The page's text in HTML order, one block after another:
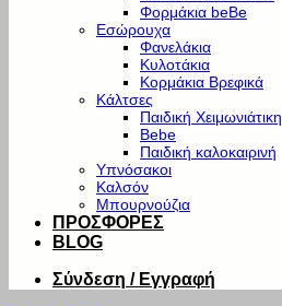
Φορμάκια beBe
Εσώρουχα
Φανελάκια
Κυλοτάκια
Κορμάκια Βρεφικά
Κάλτσες
Παιδική Χειμωνιάτικη
Bebe
Παιδική καλοκαιρινή
Υπνόσακοι
Καλσόν
Μπουρνούζια
ΠΡΟΣΦΟΡΕΣ
BLOG
Σύνδεση / Εγγραφή